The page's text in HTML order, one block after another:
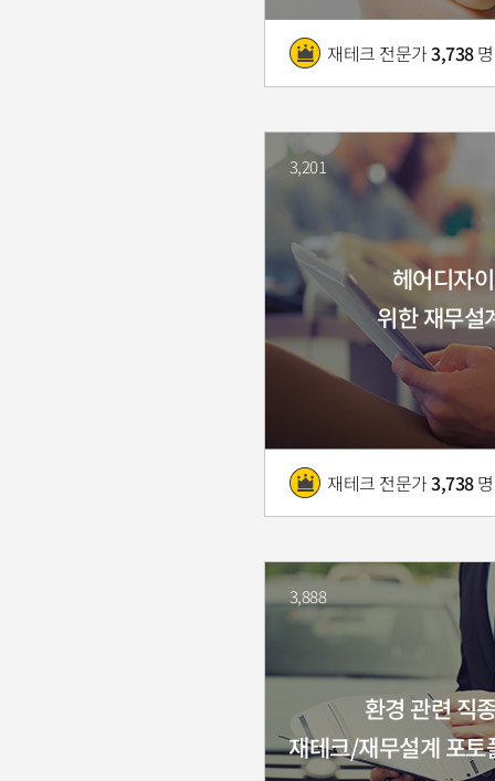
재테크 전문가3,738명
헤어디자
위한 재무설
재테크 전문가3,738명
3,201
환경 관련 직
재테크/재무설계 포토
3,888